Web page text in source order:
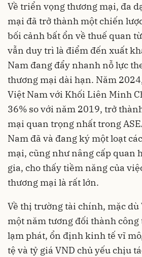
Về triển vọng thương mại, đa
mại đã trở thành một chiến
bối cảnh bất ổn về thuế quan
vẫn duy trì là điểm đến xuất
Nam đang đẩy nhanh nỗ lực
thương mại dài hạn. Năm
Việt Nam với Khối Liên Minh
36% so với năm 2019, trở
mại quan trọng nhất trong
Nam đã và đang ký một loạt
mại, cũng như nâng cấp quan
gia, cho thấy tiềm năng của
thương mại là rất lớn.
Về thị trường tài chính, mặc dù
một năm tương đối thành
lạm phát, ổn định kinh tế vĩ
tệ và tỷ giá VND chủ yếu chịu